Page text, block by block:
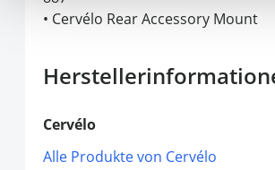
• Cervélo Rear Accessory Mount
Cervélo
Alle Produkte von Cervélo